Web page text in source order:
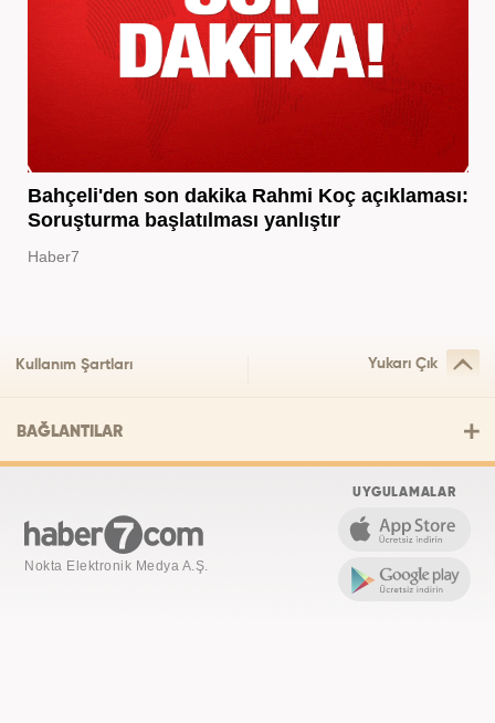
Bahçeli'den son dakika Rahmi Koç açıklaması:
Soruşturma başlatılması yanlıştır
Haber7
Kullanım Şartları Yukarı Çık
BAĞLANTILAR
Nokta Elektronik Medya A.Ş.
UYGULAMALAR